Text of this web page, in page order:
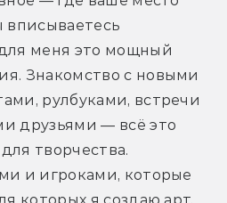
вписываетесь
меня это мощный
Знакомство с новыми
рулбуками, встречи
друзьями — всё это
творчества.
и игроками, которые